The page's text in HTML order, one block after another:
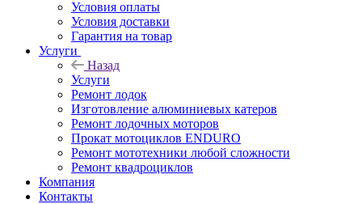
Условия оплаты
Условия доставки
Гарантия на товар
Услуги
Назад
Услуги
Ремонт лодок
Изготовление алюминиевых катеров
Ремонт лодочных моторов
Прокат мотоциклов ENDURO
Ремонт мототехники любой сложности
Ремонт квадроциклов
Компания
Контакты